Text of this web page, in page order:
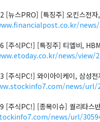
[뉴스PRO] [특징주] 오킨스전자
[주식PC!] [특징주] 티엘비,
news/view/
[주식PC!] 와이아이케이, 삼성전
news/url/
[주식PC!] [종목이슈] 퀄리타스
news/url/